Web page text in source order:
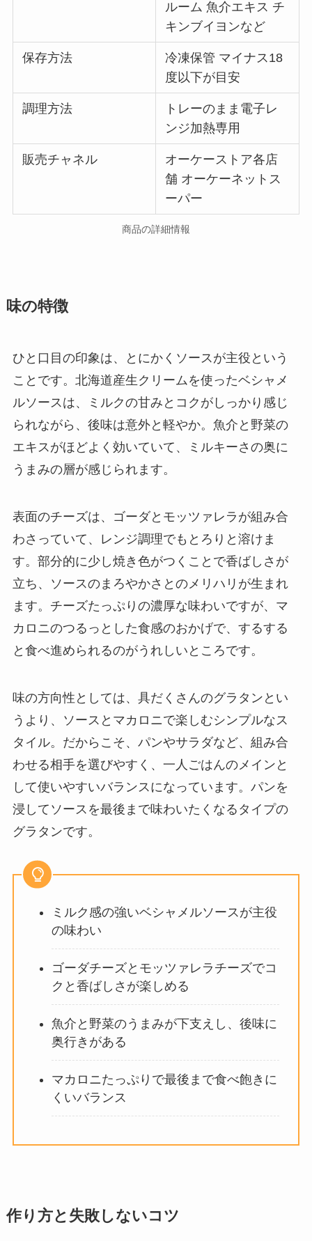
ルーム 魚介エキス チ
キンブイヨンなど
保存方法
冷凍保管 マイナス18
度以下が目安
調理方法
トレーのまま電子レ
ンジ加熱専用
販売チャネル
オーケーストア各店
舗 オーケーネットス
ーパー
商品の詳細情報
味の特徴
ひと口目の印象は、とにかくソースが主役という
ことです。北海道産生クリームを使ったベシャメ
ルソースは、ミルクの甘みとコクがしっかり感じ
られながら、後味は意外と軽やか。魚介と野菜の
エキスがほどよく効いていて、ミルキーさの奥に
うまみの層が感じられます。
表面のチーズは、ゴーダとモッツァレラが組み合
わさっていて、レンジ調理でもとろりと溶けま
す。部分的に少し焼き色がつくことで香ばしさが
立ち、ソースのまろやかさとのメリハリが生まれ
ます。チーズたっぷりの濃厚な味わいですが、マ
カロニのつるっとした食感のおかげで、するする
と食べ進められるのがうれしいところです。
味の方向性としては、具だくさんのグラタンとい
うより、ソースとマカロニで楽しむシンプルなス
タイル。だからこそ、パンやサラダなど、組み合
わせる相手を選びやすく、一人ごはんのメインと
して使いやすいバランスになっています。パンを
浸してソースを最後まで味わいたくなるタイプの
グラタンです。
ミルク感の強いベシャメルソースが主役
の味わい
ゴーダチーズとモッツァレラチーズでコ
クと香ばしさが楽しめる
魚介と野菜のうまみが下支えし、後味に
奥行きがある
マカロニたっぷりで最後まで食べ飽きに
くいバランス
作り方と失敗しないコツ